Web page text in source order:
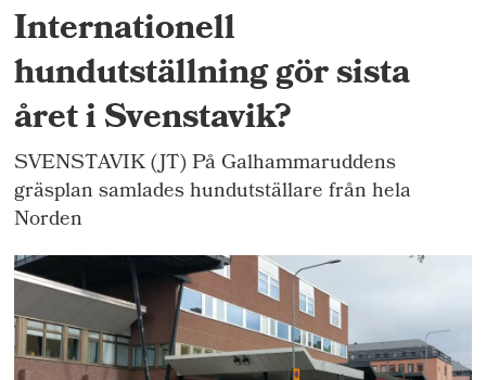
Internationell
hundutställning gör sista
året i Svenstavik?
SVENSTAVIK (JT) På Galhammaruddens
gräsplan samlades hundutställare från hela
Norden